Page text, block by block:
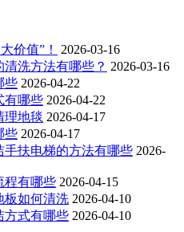
价值”！
2026-03-16
洗方法有哪些？ 2026-03-16
些 2026-04-22
有哪些 2026-04-22
理地毯 2026-04-17
些 2026-04-17
手扶电梯的方法有哪些 2026-
程有哪些 2026-04-15
板如何清洗 2026-04-10
方式有哪些 2026-04-10